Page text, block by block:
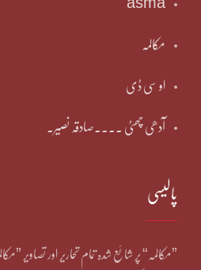
asma
مکالمہ
او سی ڈی
آدھی چھٹی ۔۔۔۔صادقہ نصیر۔
پالیسی
”مکالمہ“ پر شائع شدہ تمام تحاریر اور